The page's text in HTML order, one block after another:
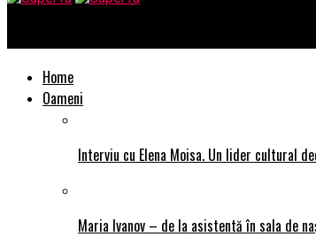
Home
Oameni
Interviu cu Elena Moisa. Un lider cultural
Maria Ivanov – de la asistentă în sala de